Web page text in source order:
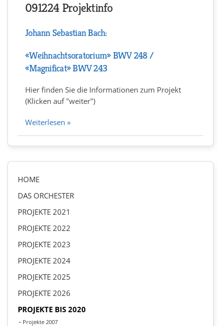
091224 Projektinfo
Johann Sebastian Bach:
«Weihnachtsoratorium» BWV 248 /
«Magnificat» BWV 243
Hier finden Sie die Informationen zum Projekt
(Klicken auf "weiter")
Weiterlesen »
HOME
DAS ORCHESTER
PROJEKTE 2021
PROJEKTE 2022
PROJEKTE 2023
PROJEKTE 2024
PROJEKTE 2025
PROJEKTE 2026
PROJEKTE BIS 2020
Projekte 2007